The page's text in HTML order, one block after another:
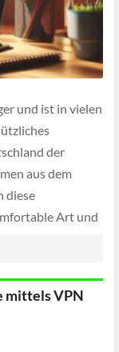
und ist in vielen
der
aus dem
diese
Art und
mittels VPN